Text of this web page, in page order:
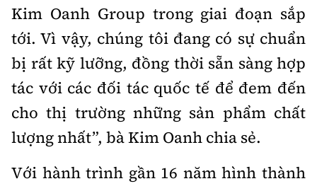
Kim Oanh Group trong giai đoạn sắp
tới. Vì vậy, chúng tôi đang có sự chuẩn
bị rất kỹ lưỡng, đồng thời sẵn sàng hợp
tác với các đối tác quốc tế để đem đến
cho thị trường những sản phẩm chất
lượng nhất”, bà Kim Oanh chia sẻ.
Với hành trình gần 16 năm hình thành